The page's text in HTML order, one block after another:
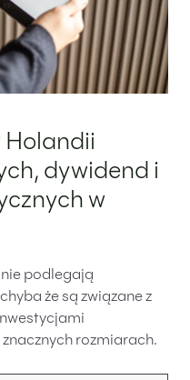
dywidend i
w
nie podlegają
że są związane z
rozmiarach.